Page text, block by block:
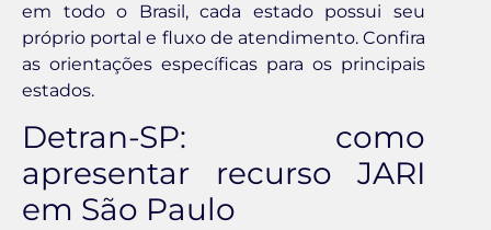
em todo o Brasil, cada estado possui seu
próprio portal e fluxo de atendimento. Confira
as orientações específicas para os principais
estados.
Detran-SP: como
apresentar recurso JARI
em São Paulo